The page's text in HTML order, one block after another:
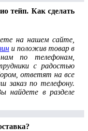
тейп. Как сделать
на нашем сайте,
и положив товар в
по телефонам,
с радостью
ответят на все
заказ по телефону.
найдете в разделе